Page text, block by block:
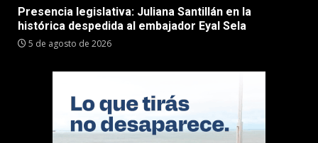
Presencia legislativa: Juliana Santillán en la
histórica despedida al embajador Eyal Sela
5 de agosto de 2026